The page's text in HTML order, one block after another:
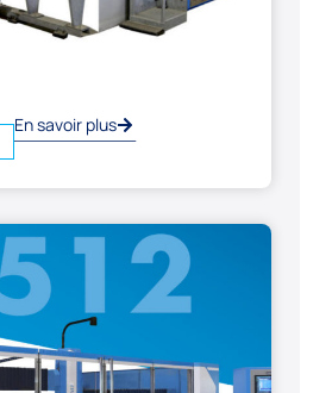
En savoir plus